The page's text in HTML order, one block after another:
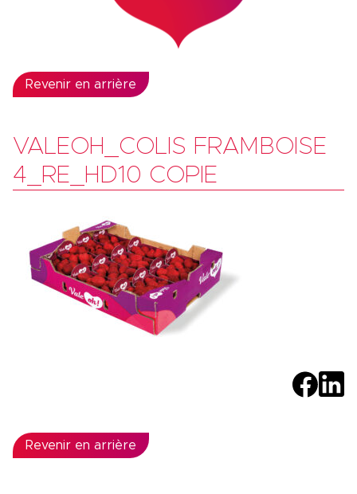
Revenir en arrière
VALEOH_COLIS FRAMBOISE
4_RE_HD10 COPIE
Revenir en arrière